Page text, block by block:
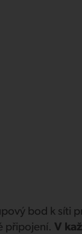
bod k síti
připojení. V